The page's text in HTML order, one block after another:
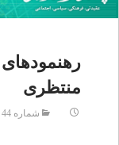
منتظری
شماره 44 - سه شنبه 01 مرداد 1364